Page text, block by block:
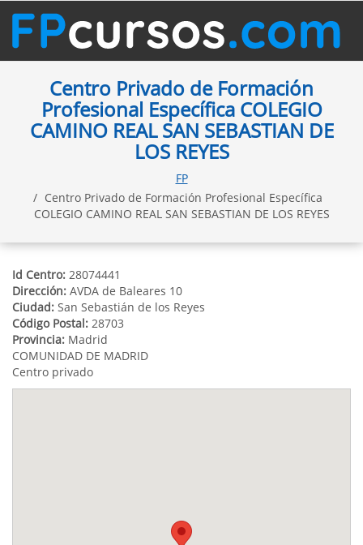
Centro Privado de Formación
Profesional Específica COLEGIO
CAMINO REAL SAN SEBASTIAN DE
LOS REYES
FP
Centro Privado de Formación Profesional Específica
COLEGIO CAMINO REAL SAN SEBASTIAN DE LOS REYES
Id Centro: 28074441
Dirección: AVDA de Baleares 10
Ciudad: San Sebastián de los Reyes
Código Postal: 28703
Provincia: Madrid
COMUNIDAD DE MADRID
Centro privado